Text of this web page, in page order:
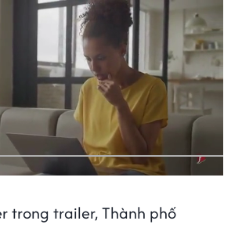
trong trailer, Thành phố